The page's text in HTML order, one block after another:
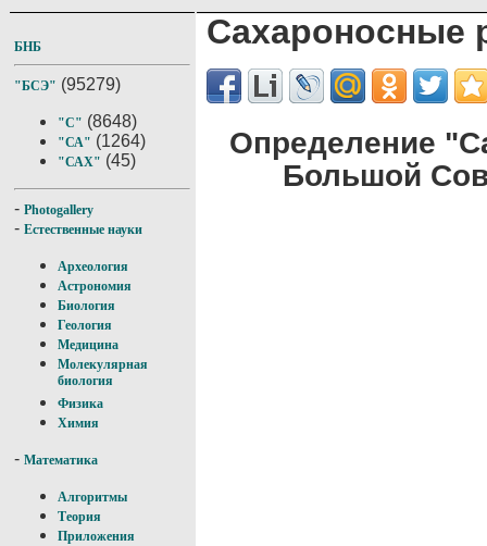
БНБ
"БСЭ" (95279)
"С" (8648)
"СА" (1264)
"САХ" (45)
- Photogallery
- Естественные науки
Археология
Астрономия
Биология
Геология
Медицина
Молекулярная
биология
Физика
Химия
- Математика
Алгоритмы
Теория
Приложения
Сахароносные
Определение
Большой